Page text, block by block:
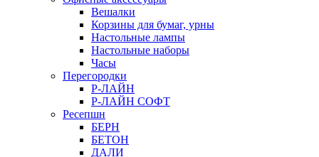
Вешалки
Корзины для бумаг, урны
Настольные лампы
Настольные наборы
Часы
Перегородки
Р-ЛАЙН
Р-ЛАЙН СОФТ
Ресепшн
БЕРН
БЕТОН
ДАЛИ